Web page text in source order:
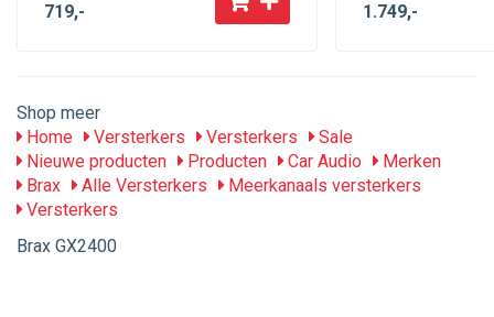
719,- 1.749,-
Shop meer
Home
Versterkers Versterkers
Sale
Nieuwe producten
Producten Car Audio
Merken
Brax
Alle Versterkers
Meerkanaals versterkers
Versterkers
Brax GX2400